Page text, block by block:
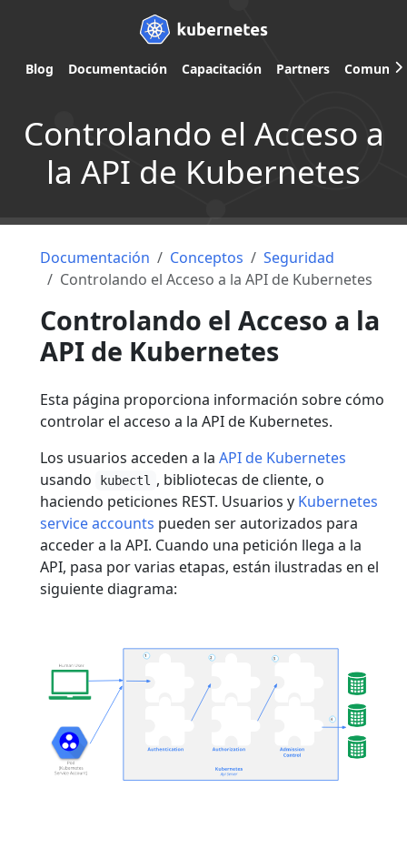
Blog Documentación Capacitación Partners
Controlando el Acceso a
la API de Kubernetes
Documentación Conceptos
Seguridad
Controlando el Acceso a la API de Kubernetes
Controlando el Acceso a la
API de Kubernetes
Esta página proporciona información sobre cómo
controlar el acceso a la API de Kubernetes.
Los usuarios acceden a la API de Kubernetes
usando
kubectl
, bibliotecas de cliente, o
haciendo peticiones REST. Usuarios y Kubernetes
service accounts pueden ser autorizados para
acceder a la API. Cuando una petición llega a la
API, pasa por varias etapas, están ilustradas en el
siguiente diagrama: